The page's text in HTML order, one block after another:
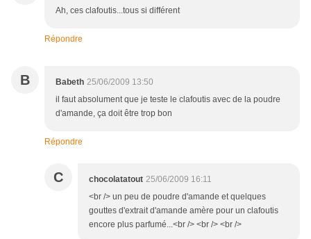
Ah, ces clafoutis...tous si différent
Répondre
B Babeth 25/06/2009 13:50
il faut absolument que je teste le clafoutis avec de la poudre
d'amande, ça doit être trop bon
Répondre
C chocolatatout 25/06/2009 16:11
<br /> un peu de poudre d'amande et quelques
gouttes d'extrait d'amande amère pour un clafoutis
encore plus parfumé...<br /> <br /> <br />